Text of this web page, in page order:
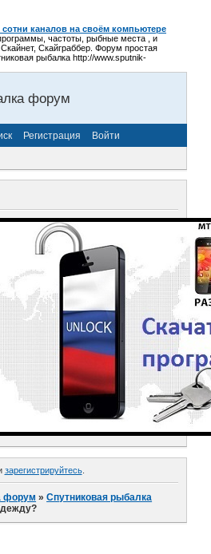
каналов на своём компьютере
частоты, рыбные места , и
Скайграббер. Форум простая
рыбалка http://www.sputnik-
форум
Регистрация Войти
зарегистрируйтесь.
форум »Спутниковая рыбалка